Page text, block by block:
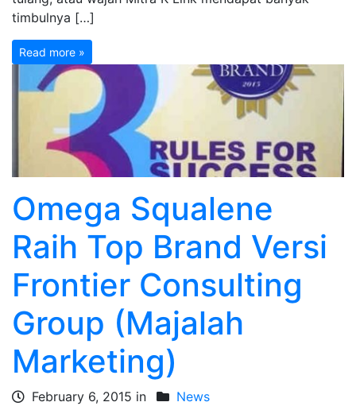
timbulnya […]
Read more »
Omega Squalene
Raih Top Brand Versi
Frontier Consulting
Group (Majalah
Marketing)
February 6, 2015 in
News